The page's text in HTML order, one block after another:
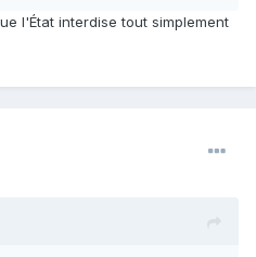
l'État interdise tout simplement